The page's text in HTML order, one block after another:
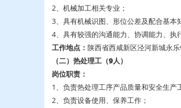
2、机械加工相关专业；
3、具有机械识图、形位公差及配合基本
4、具有较强的沟通能力、协调能力、执
工作地点： 陕西省西咸新区泾河新城永乐
（二）热处理工 （9人）
岗位职责：
1、负责热处理工序产品质量和安全生产
2、负责设备使用、保养工作；